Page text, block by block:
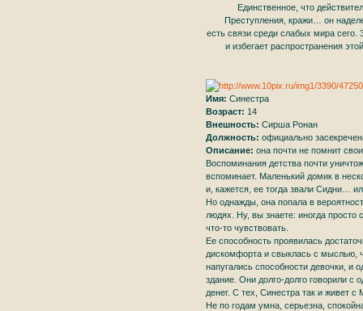
Единственное, что
Преступления, кражи… он
есть связи среди слабых мира сего.
и избегает распространения
Имя: Синестра
Возраст: 14
Внешность: Сирша Ронан
Должность: официально
Описание: она почти не помнит
Воспоминания детства почти
вспоминает. Маленький домик в
и, кажется, ее тогда звали Сидни…
Но однажды, она попала в
людях. Ну, вы знаете: иногда
что-то чувствовать.
Ее способность проявилась
дискомфорта и свыклась с мыслью,
напугались способности девочки, и
здание. Они долго-долго говорили с
денег. С тех, Синестра так и живет
Не по годам умна, серьезна,